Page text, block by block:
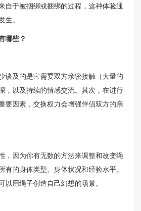
自于被捆绑或捆绑的过程，这种体验通
生。
哪些？
谈及的是它需要双方亲密接触（大量的
，以及持续的情感交流。其次，在进行
要因素，交换权力会增强伴侣双方的亲
，因为你有无数的方法来调整和改变绳
有的身体类型、身体状况和经验水平。
以用绳子创造自己幻想的场景。